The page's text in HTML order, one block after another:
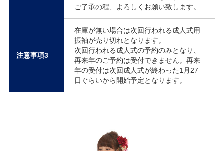
ご了承の程、よろしくお願い致します。
注意事項3
在庫が無い場合は次回行われる成人式用
振袖が売り切れとなります。
次回行われる成人式の予約のみとなり、
再来年のご予約は受付できません。再来
年の受付は次回成人式が終わった1月27
日ぐらいから開始予定となります。